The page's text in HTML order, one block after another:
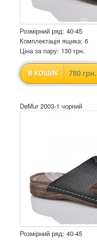
Розмірний ряд: 40-45
Комплектація ящика: 6
Ціна за пару: 130 грн.
В КОШИК 780 грн.
DeMur 2003-1 чорний
Розмірний ряд: 40-45